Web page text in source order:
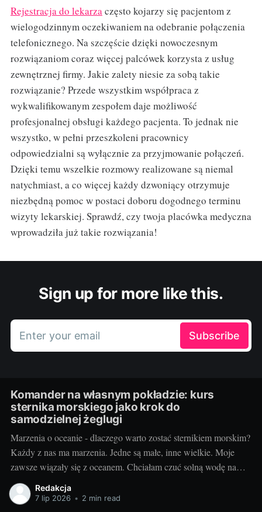
Rejestracja do lekarzaczęsto kojarzy się pacjentom z
wielogodzinnym oczekiwaniem na odebranie połączenia
telefonicznego. Na szczęście dzięki nowoczesnym
rozwiązaniom coraz więcej palcówek korzysta z usług
zewnętrznej firmy. Jakie zalety niesie za sobą takie
rozwiązanie? Przede wszystkim współpraca z
wykwalifikowanym zespołem daje możliwość
profesjonalnej obsługi każdego pacjenta. To jednak nie
wszystko, w pełni przeszkoleni pracownicy
odpowiedzialni są wyłącznie za przyjmowanie połączeń.
Dzięki temu wszelkie rozmowy realizowane są niemal
natychmiast, a co więcej każdy dzwoniący otrzymuje
niezbędną pomoc w postaci doboru dogodnego terminu
wizyty lekarskiej. Sprawdź, czy twoja placówka medyczna
wprowadziła już takie rozwiązania!
Sign up for more like this.
Enter your email Subscribe
Komander na własnym pokładzie: kurs
sternika morskiego jako krok do
samodzielnej żeglugi
Marzenia o oceanie - dlaczego warto zostać sternikiem morskim?
Każdy z nas ma marzenia. Jedne są małe, inne wielkie. Moje
zawsze wiązały się z oceanem. Chciałam czuć solną wodę na
skórze, słuchać szumu fal i podziwiać nie kończący się horyzont.
Żegluga morska to nie tylko pasja, to styl życia, a
Redakcja
7 lip 2026 • 2 min read